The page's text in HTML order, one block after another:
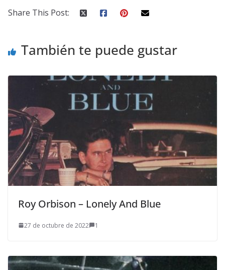
Share This Post:
También te puede gustar
Roy Orbison – Lonely And Blue
27 de octubre de 2022 1